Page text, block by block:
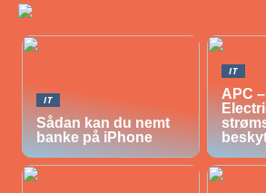
IT
Sådan kan du nemt
banke på iPhone
IT
APC